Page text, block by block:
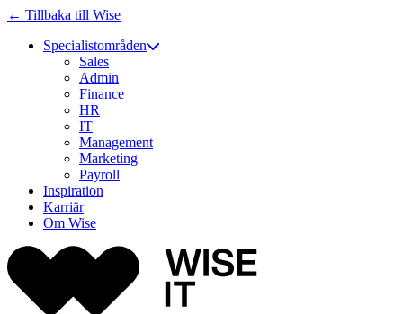
← Tillbaka till Wise
Specialistområden
Sales
Admin
Finance
HR
IT
Management
Marketing
Payroll
Inspiration
Karriär
Om Wise